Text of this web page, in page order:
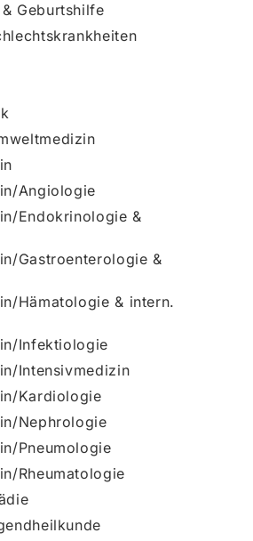
Geburtshilfe
Angiologie
Endokrinologie &
Gastroenterologie &
Hämatologie & intern.
Infektiologie
Intensivmedizin
Kardiologie
Nephrologie
Pneumologie
Rheumatologie